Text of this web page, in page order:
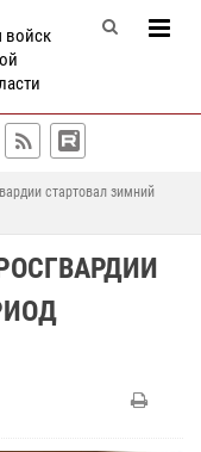
войск
стартовал зимний